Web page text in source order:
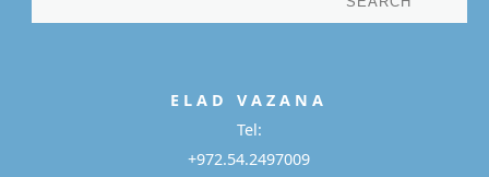
E L A DV A Z A N A
Tel:
+972.54.2497009